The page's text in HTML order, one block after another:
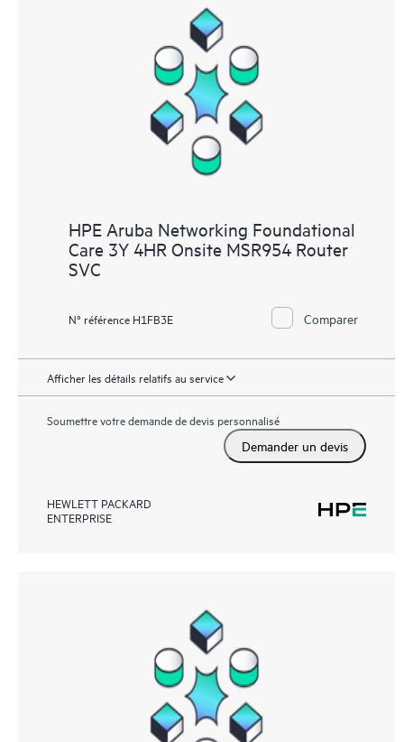
HPE Aruba Networking Foundational
Care 3Y 4HR Onsite MSR954 Router
SVC
N° référence H1FB3E Comparer
Afficher les détails relatifs au service
Soumettre votre demande de devis personnalisé
Demander un devis
HEWLETT PACKARD
ENTERPRISE